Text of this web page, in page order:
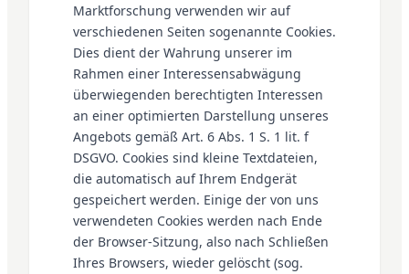
Marktforschung verwenden wir auf
verschiedenen Seiten sogenannte Cookies.
Dies dient der Wahrung unserer im
Rahmen einer Interessensabwägung
überwiegenden berechtigten Interessen
an einer optimierten Darstellung unseres
Angebots gemäß Art. 6 Abs. 1 S. 1 lit. f
DSGVO. Cookies sind kleine Textdateien,
die automatisch auf Ihrem Endgerät
gespeichert werden. Einige der von uns
verwendeten Cookies werden nach Ende
der Browser-Sitzung, also nach Schließen
Ihres Browsers, wieder gelöscht (sog.